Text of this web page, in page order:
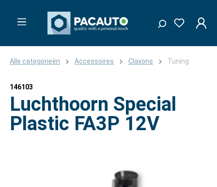
Alle categorieën Accessoires Claxons Tuning
146103
Luchthoorn Special
Plastic FA3P 12V